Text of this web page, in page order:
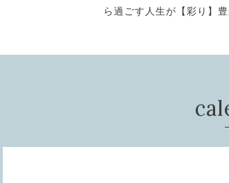
ら過ごす人生が【彩り】